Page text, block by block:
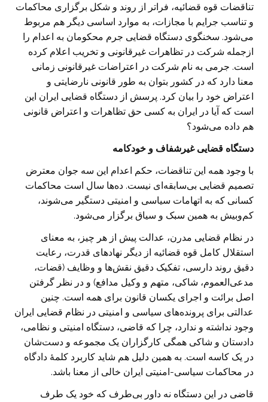
تناقضات قوه قضائیه، فراتر از روند و شکل برگزاری محاکمات
و تناسب جرایم با مجازات، به موارد اساسی دیگر هم مربوط
می‌شود. سخنگوی دستگاه قضایی جرم محکومان به اعدام را
ازجمله شرکت در تظاهرات غیرقانونی و تخریب اعلام کرده
است. جرمی به نام شرکت در اعتراضات غیرقانونی زمانی
معنا دارد که در کشور بتوان به طور قانونی نارضایتی و
اعتراض خود را بیان کرد. پرسش از دستگاه قضایی ایران این
است که آیا در ایران به کسی حق تظاهرات و اعتراض قانونی
هم داده می‌شود؟
دستگاه قضایی غیرشفاف و خودکامه
با وجود همه این تناقضات، حکم اعدام این سه جوان معترض
تصمیم قضایی بی‌سابقه‌ای نیست. ده‌ها سال است محاکمات
کسانی که به اتهامات سیاسی و امنیتی دستگیر می‌شوند،
کم‌وبیش به همین سبک و سیاق برگزار می‌شود.
در نظام قضایی مدرن، عدالت پیش از هر چیز، به معنای
استقلال کامل قوه قضائیه از دیگر نهادهای قدرت، رعایت
دقیق روند دارسی، تفکیک دقیق نقش‌ها و وظایف (قضات،
مدعی‌العموم، شاکی، متهم و وکیل مدافع) و در نظر گرفتن
اصل برائت و اجرای یکسان قانون برای همه است. چنین
عدالتی برای پرونده‌های سیاسی و امنیتی در نظام قضایی ایران
وجود نداشته و ندارد، چرا که قاضی، دستگاه امنیتی و نظامی،
دادستان و شاکی همگی کارگزاران یک مجموعه و دست‌شان
در یک کاسه است. به همین دلیل هم شاید کاربرد کلمهٔ دادگاه
در محاکمات سیاسی-امنیتی ایران خالی از معنا باشد.
قاضی در این دستگاه نه داور بی‌طرف که خود یک طرف